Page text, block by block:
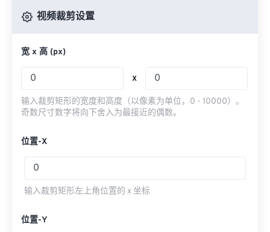
视频裁剪设置
宽 x 高 (px)
x
输入裁剪矩形的宽度和高度（以像素为单位，0 - 10000）。
奇数尺寸数字将向下舍入为最接近的偶数。
位置-X
输入裁剪矩形左上角位置的 x 坐标
位置-Y